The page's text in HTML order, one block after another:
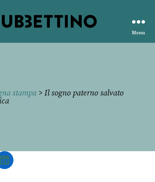
editore
Menu
stampa> Il sogno paterno salvato
LinkedIn